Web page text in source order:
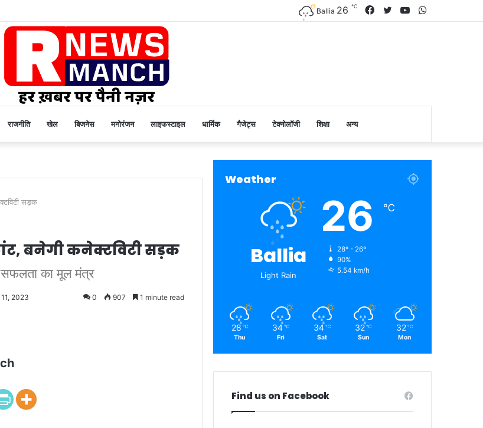
YouTube
Twitter
Facebook
Ballia 26 ℃
राजनीति खेल बिजनेस मनोरंजन लाइफस्टाइल धार्मिक गैजेट्स टेक्नोलॉजी शिक्षा अन्य
सड़क
बनेगी कनेक्टविटी सड़क
सफलता का मूल मंत्र
2023 0 907 1 minute read
Weather
Ballia
Light Rain
26 ℃
28º - 26º
90%
5.54 km/h
28 ℃
Thu
34 ℃
Fri
34 ℃
Sat
32 ℃
Sun
32 ℃
Mon
Find us on Facebook